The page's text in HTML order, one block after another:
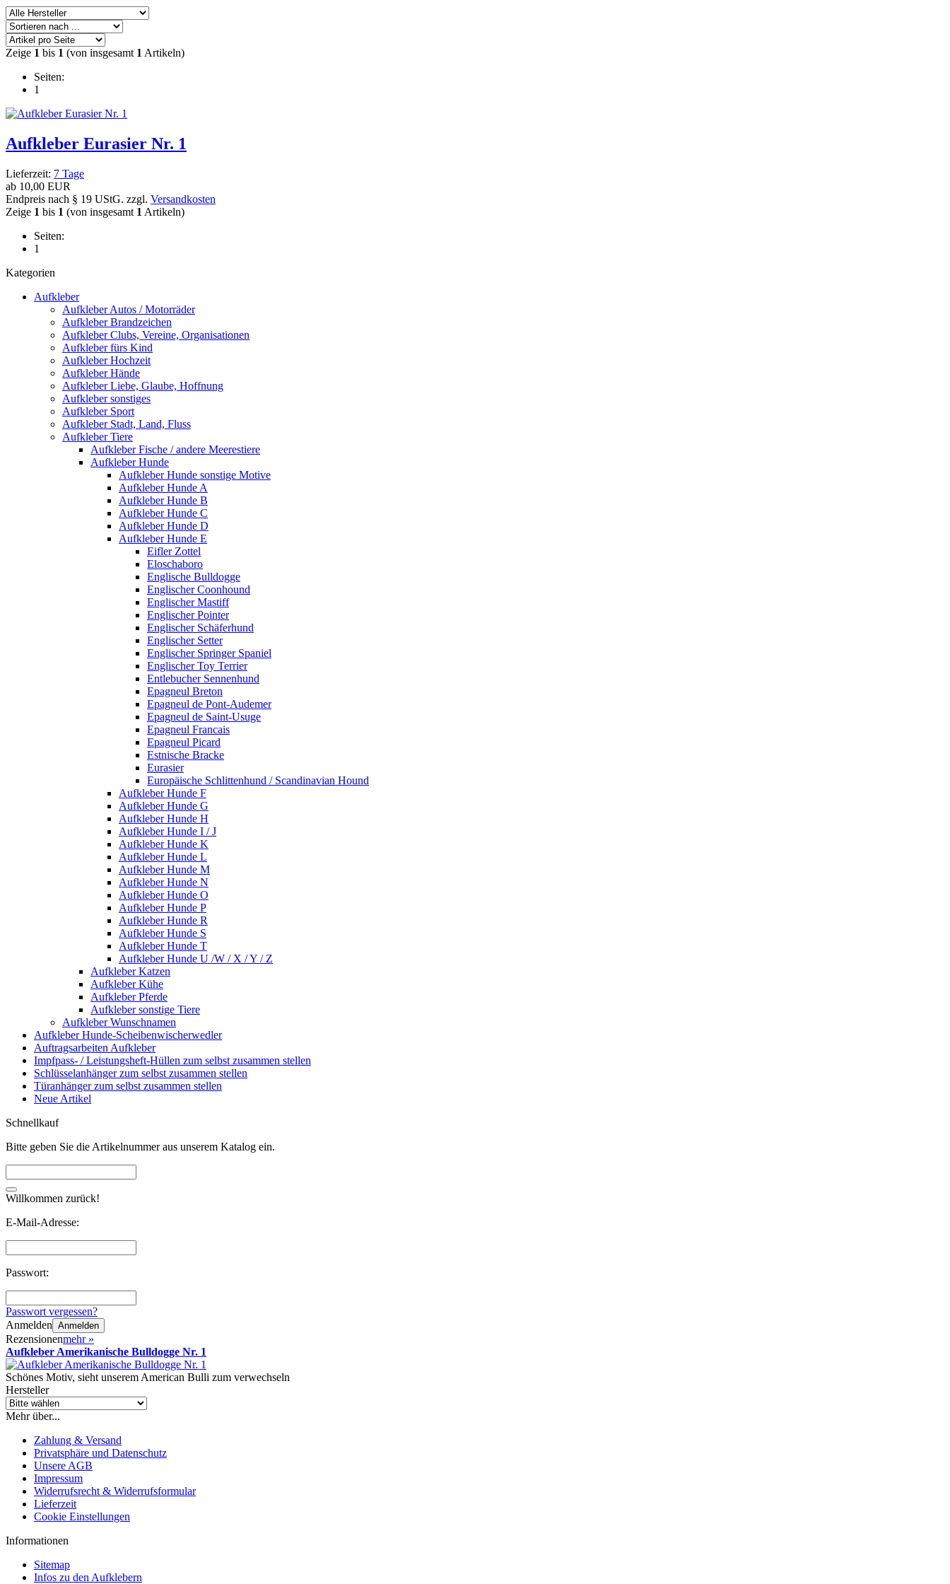
Zeige 1 bis 1 (von insgesamt 1 Artikeln)
Seiten:
1
Aufkleber Eurasier Nr. 1
Lieferzeit: 7 Tage
ab 10,00 EUR
Endpreis nach § 19 UStG. zzgl. Versandkosten
Zeige 1 bis 1 (von insgesamt 1 Artikeln)
Seiten:
1
Kategorien
Aufkleber
Aufkleber Autos / Motorräder
Aufkleber Brandzeichen
Aufkleber Clubs, Vereine, Organisationen
Aufkleber fürs Kind
Aufkleber Hochzeit
Aufkleber Hände
Aufkleber Liebe, Glaube, Hoffnung
Aufkleber sonstiges
Aufkleber Sport
Aufkleber Stadt, Land, Fluss
Aufkleber Tiere
Aufkleber Fische / andere Meerestiere
Aufkleber Hunde
Aufkleber Hunde sonstige Motive
Aufkleber Hunde A
Aufkleber Hunde B
Aufkleber Hunde C
Aufkleber Hunde D
Aufkleber Hunde E
Eifler Zottel
Eloschaboro
Englische Bulldogge
Englischer Coonhound
Englischer Mastiff
Englischer Pointer
Englischer Schäferhund
Englischer Setter
Englischer Springer Spaniel
Englischer Toy Terrier
Entlebucher Sennenhund
Epagneul Breton
Epagneul de Pont-Audemer
Epagneul de Saint-Usuge
Epagneul Francais
Epagneul Picard
Estnische Bracke
Eurasier
Europäische Schlittenhund / Scandinavian Hound
Aufkleber Hunde F
Aufkleber Hunde G
Aufkleber Hunde H
Aufkleber Hunde I / J
Aufkleber Hunde K
Aufkleber Hunde L
Aufkleber Hunde M
Aufkleber Hunde N
Aufkleber Hunde O
Aufkleber Hunde P
Aufkleber Hunde R
Aufkleber Hunde S
Aufkleber Hunde T
Aufkleber Hunde U /W / X / Y / Z
Aufkleber Katzen
Aufkleber Kühe
Aufkleber Pferde
Aufkleber sonstige Tiere
Aufkleber Wunschnamen
Aufkleber Hunde-Scheibenwischerwedler
Auftragsarbeiten Aufkleber
Impfpass- / Leistungsheft-Hüllen zum selbst zusammen stellen
Schlüsselanhänger zum selbst zusammen stellen
Türanhänger zum selbst zusammen stellen
Neue Artikel
Schnellkauf
Bitte geben Sie die Artikelnummer aus unserem Katalog ein.
Willkommen zurück!
E-Mail-Adresse:
Passwort:
Passwort vergessen?
Anmelden Anmelden
Rezensionenmehr »
Aufkleber Amerikanische Bulldogge Nr. 1
Schönes Motiv, sieht unserem American Bulli zum verwechseln
Hersteller
Mehr über...
Zahlung & Versand
Privatsphäre und Datenschutz
Unsere AGB
Impressum
Widerrufsrecht & Widerrufsformular
Lieferzeit
Cookie Einstellungen
Informationen
Sitemap
Infos zu den Aufklebern